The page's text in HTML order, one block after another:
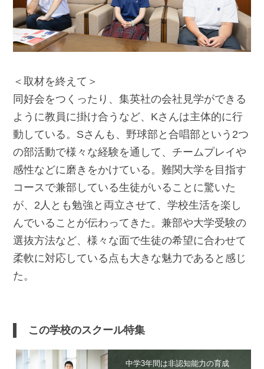
＜取材を終えて＞
同好会をつくったり、集英社の会社見学ができる
ように教員に掛け合うなど、Kさんは主体的に行
動している。Sさんも、野球部と合唱部という2つ
の部活動で様々な経験を通して、チームプレイや
感性などに磨きをかけている。難関大学を目指す
コースで兼部している生徒がいることに驚いた
が、2人とも勉強と両立させて、学校生活を楽し
んでいることが伝わってきた。兼部や大学受験の
選抜方法など、様々な面で生徒の希望に合わせて
柔軟に対応している点も大きな魅力であると感じ
た。
この学校のスクール特集
中学3年間は非認知能力の育成